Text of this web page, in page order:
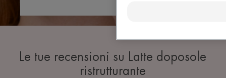
Le tue recensioni su Latte doposole
ristrutturante